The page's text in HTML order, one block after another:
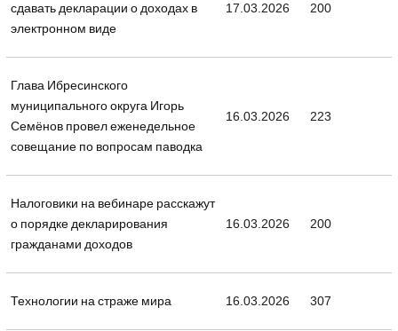
сдавать декларации о доходах в
электронном виде
17.03.2026 200
Глава Ибресинского
муниципального округа Игорь
Семёнов провел еженедельное
совещание по вопросам паводка
16.03.2026 223
Налоговики на вебинаре расскажут
о порядке декларирования
гражданами доходов
16.03.2026 200
Технологии на страже мира 16.03.2026 307